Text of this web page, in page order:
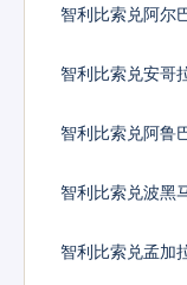
智利比索兑阿尔
智利比索兑安哥
智利比索兑阿鲁
智利比索兑波黑
智利比索兑孟加